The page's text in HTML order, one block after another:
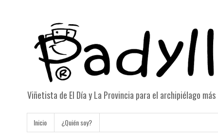
Viñetista de El Día y La Provincia para el archipiélago
Inicio ¿Quién soy?